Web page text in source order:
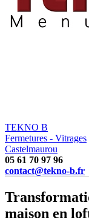
TEKNO B
Fermetures - Vitrages
Castelmaurou
05 61 70 97 96
contact@tekno-b.fr
maison en